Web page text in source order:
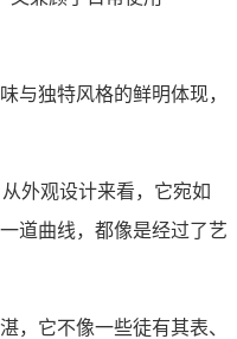
与独特风格的鲜明体现，
外观设计来看，它宛如
道曲线，都像是经过了艺
，它不像一些徒有其表、